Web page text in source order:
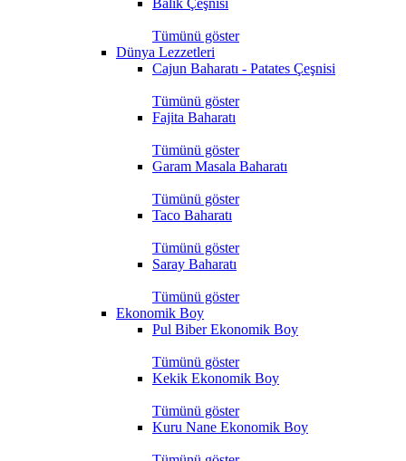
Balık Çeşnisi
Tümünü göster
Dünya Lezzetleri
Cajun Baharatı - Patates Çeşnisi
Tümünü göster
Fajita Baharatı
Tümünü göster
Garam Masala Baharatı
Tümünü göster
Taco Baharatı
Tümünü göster
Saray Baharatı
Tümünü göster
Ekonomik Boy
Pul Biber Ekonomik Boy
Tümünü göster
Kekik Ekonomik Boy
Tümünü göster
Kuru Nane Ekonomik Boy